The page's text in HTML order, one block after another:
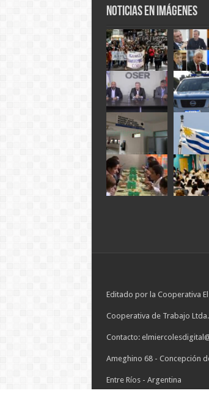
Noticias en Imágenes
Editado por la Cooperativa
Cooperativa de Trabajo
Contacto:
Ameghino 68 - Concepción
Entre Ríos - Argentina